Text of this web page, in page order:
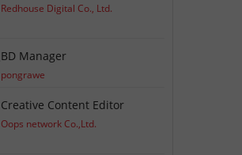
Redhouse Digital Co., Ltd.
ฺBD Manager
pongrawe
Creative Content Editor
Oops network Co.,Ltd.